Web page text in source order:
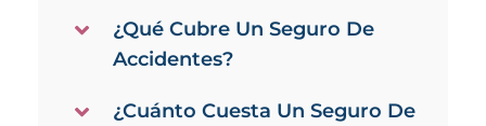
¿Qué Cubre Un Seguro De
Accidentes?
¿Cuánto Cuesta Un Seguro De